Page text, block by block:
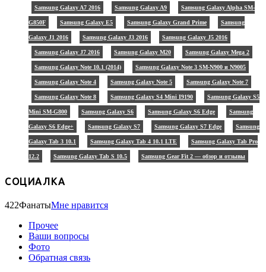
Samsung Galaxy A7 2016 Samsung Galaxy A9 Samsung Galaxy Alpha SM-
G850F Samsung Galaxy E5 Samsung Galaxy Grand Prime Samsung
Galaxy J1 2016 Samsung Galaxy J3 2016 Samsung Galaxy J5 2016
Samsung Galaxy J7 2016 Samsung Galaxy M20 Samsung Galaxy Mega 2
Samsung Galaxy Note 10.1 (2014) Samsung Galaxy Note 3 SM-N900 и N9005
Samsung Galaxy Note 4 Samsung Galaxy Note 5 Samsung Galaxy Note 7
Samsung Galaxy Note 8 Samsung Galaxy S4 Mini I9190 Samsung Galaxy S5
Mini SM-G800 Samsung Galaxy S6 Samsung Galaxy S6 Edge Samsung
Galaxy S6 Edge+ Samsung Galaxy S7 Samsung Galaxy S7 Edge Samsung
Galaxy Tab 3 10.1 Samsung Galaxy Tab 4 10.1 LTE Samsung Galaxy Tab Pro
12.2 Samsung Galaxy Tab S 10.5 Samsung Gear Fit 2 — обзор и отзывы
СОЦИАЛКА
422ФанатыМне нравится
Прочее
Ваши вопросы
Фото
Обратная связь